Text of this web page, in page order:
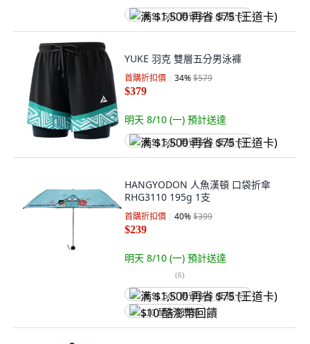
满 $1,500 再省 $75 (王道卡)
YUKE 羽克 雙層五分男泳褲
首購折扣價 34%$579
$379
明天 8/10 (一) 預計送達
满 $1,500 再省 $75 (王道卡)
HANGYODON 人魚漢頓 口袋折傘
RHG3110 195g 1支
首購折扣價 40%$399
$239
明天 8/10 (一) 預計送達
(6)
满 $1,500 再省 $75 (王道卡)
$10 酷澎幣回饋